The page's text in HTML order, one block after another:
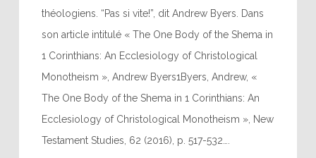
théologiens. “Pas si vite!”, dit Andrew Byers. Dans
son article intitulé « The One Body of the Shema in
1 Corinthians: An Ecclesiology of Christological
Monotheism », Andrew Byers1Byers, Andrew, «
The One Body of the Shema in 1 Corinthians: An
Ecclesiology of Christological Monotheism », New
Testament Studies, 62 (2016), p. 517-532….